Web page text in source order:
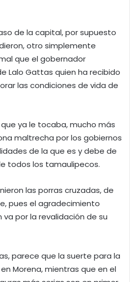
de la capital, por supuesto
otro simplemente
que el gobernador
Lalo Gattas quien ha recibido
las condiciones de vida de
ya le tocaba, mucho más
maltrecha por los gobiernos
de la que es y debe de
todos los tamaulipecos.
las porras cruzadas, de
pues el agradecimiento
va por la revalidación de su
parece que la suerte para la
Morena, mientras que en el